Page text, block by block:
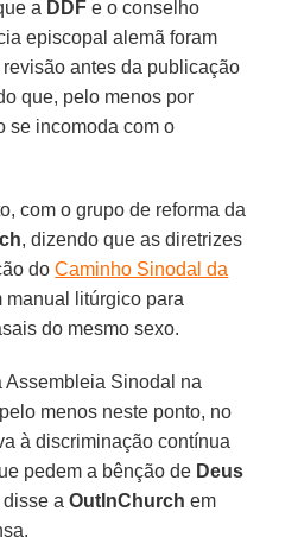
a DDF e o conselho
episcopal alemã foram
antes da publicação
que, pelo menos por
se incomoda com o
com o grupo de reforma da
, dizendo que as diretrizes
doCaminho Sinodal da
manual litúrgico para
do mesmo sexo.
Assembleia Sinodal na
menos neste ponto, no
à discriminação contínua
pedem a bênção de Deus
disse aOutInChurch em